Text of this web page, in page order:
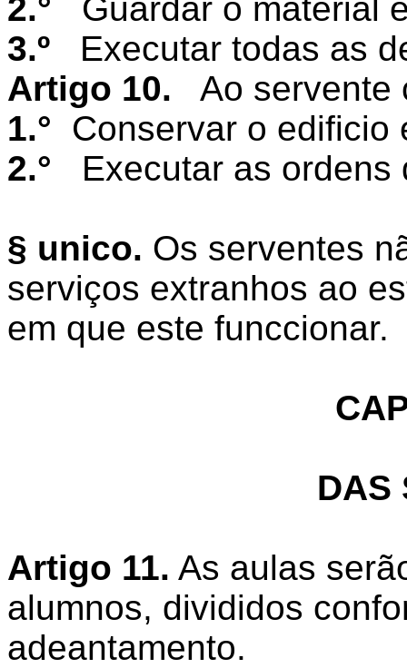
2.°
Guardar o material
3.º
Executar todas as
Artigo 10.
Ao servente
1.°
Conservar o edificio
2.°
Executar as
§ unico. Os serventes
serviços extranhos ao
em que este funccionar.
DAS
Artigo 11. As aulas
alumnos, divididos
adeantamento.